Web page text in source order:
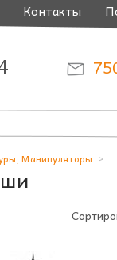
Контакты
Манипуляторы